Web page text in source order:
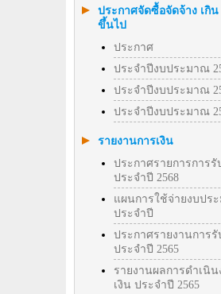
ประกาศจัดซื้อจัดจ้าง เกิ
ขึ้นไป
ประกาศ
ประจำปีงบประมาณ
ประจำปีงบประมาณ
ประจำปีงบประมาณ
รายงานการเงิน
ประกาศรายการการรั
ประจำปี 2568
แผนการใช้จ่ายงบปร
ประจำปี
ประกาศรายงานการรั
ประจำปี 2565
รายงานผลการดำเนิน
เงิน ประจำปี 2565